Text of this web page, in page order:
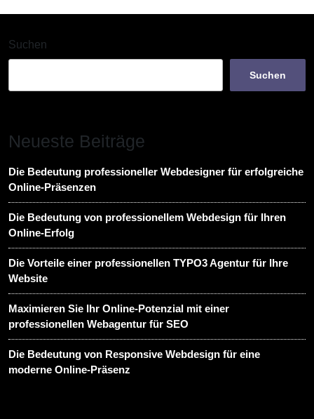
Suchen
Suchen
Neueste Beiträge
Die Bedeutung professioneller Webdesigner für erfolgreiche
Online-Präsenzen
Die Bedeutung von professionellem Webdesign für Ihren
Online-Erfolg
Die Vorteile einer professionellen TYPO3 Agentur für Ihre
Website
Maximieren Sie Ihr Online-Potenzial mit einer
professionellen Webagentur für SEO
Die Bedeutung von Responsive Webdesign für eine
moderne Online-Präsenz